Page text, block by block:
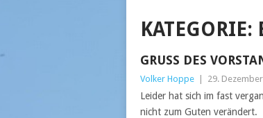
KATEGORIE:
GRUSS DES
Volker Hoppe 29.
Leider hat sich im fast
nicht zum Guten verändert.